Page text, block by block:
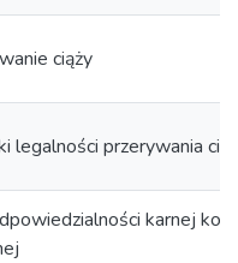
ciąży
legalności przerywania
karnej